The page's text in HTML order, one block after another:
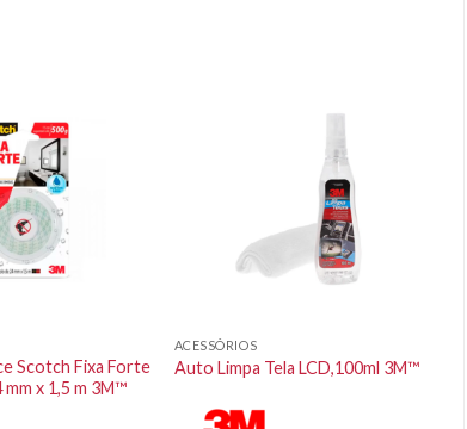
Scotch Fixa Forte
x 1,5 m 3M™
ACESSÓRIOS
Auto Limpa Tela LCD,100ml 3M™